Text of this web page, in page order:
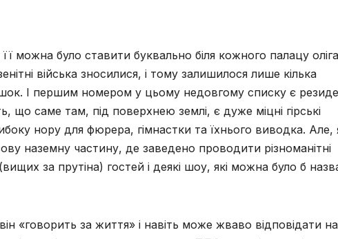
можна було ставити буквально біля кожного палацу
війська зносилися, і тому залишилося лише кілька
І першим номером у цьому недовгому списку є
що саме там, під поверхнею землі, є дуже міцні гірські
нору для фюрера, гімнастки та їхнього виводка. Але,
наземну частину, де заведено проводити різноманітні
за прутіна) гостей і деякі шоу, які можна було б
«говорить за життя» і навіть може жваво відповідати на